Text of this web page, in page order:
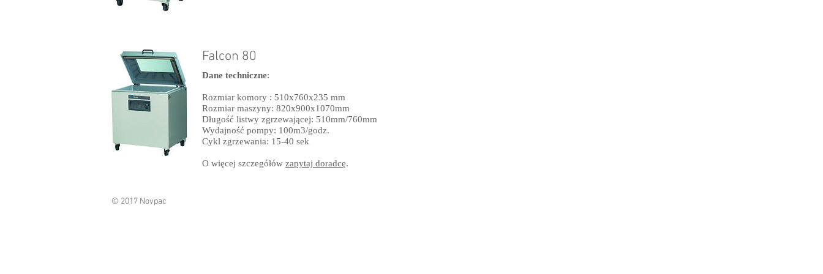
Falcon 80
Dane techniczne:
Rozmiar komory : 510x760x235 mm
Rozmiar maszyny: 820x900x1070mm
Długość listwy zgrzewającej: 510mm/760mm
Wydajność pompy: 100m3/godz.
Cykl zgrzewania: 15-40 sek
O więcej szczegółów zapytaj doradcę.
© 2017 Novpac